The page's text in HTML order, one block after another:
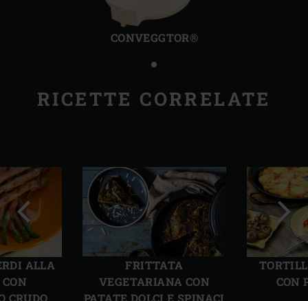
CONVEGGTOR®
RICETTE CORRELATE
ALLA
CRUDO
FRITTATA
VEGETARIANA CON
PATATE DOLCI E SPINACI
CON
Precedente